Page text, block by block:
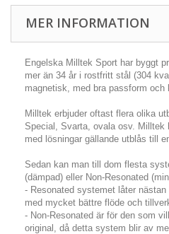
MER INFORMATION
Engelska Milltek Sport har byggt
mer än 34 år i rostfritt stål (304
magnetisk, med bra passform och
Milltek erbjuder oftast flera olika
Special, Svarta, ovala osv. Milltek
med lösningar gällande utblås till
Sedan kan man till dom flesta
(dämpad) eller Non-Resonated
- Resonated systemet låter
med mycket bättre flöde och
- Non-Resonated är för den som
original, då detta system blir av